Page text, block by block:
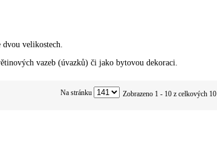
velikostech.
vazeb (úvazků) či jako bytovou dekoraci.
Zobrazeno 1 - 10 z celkových 10
Na stránku